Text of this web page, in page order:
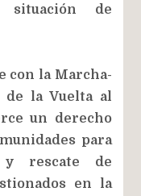
situación de
con la Marcha-
de la Vuelta al
un derecho
para
y rescate de
en la